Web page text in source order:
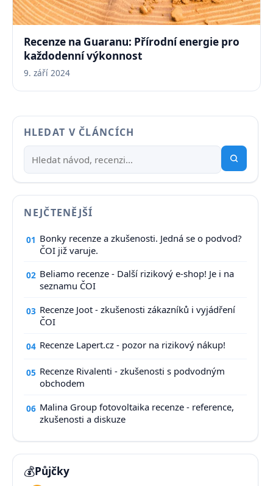
Recenze na Guaranu: Přírodní energie pro
každodenní výkonnost
9. září 2024
HLEDAT V ČLÁNCÍCH
NEJČTENĚJŠÍ
01 Bonky recenze a zkušenosti. Jedná se o podvod?
ČOI již varuje.
02 Beliamo recenze - Další rizikový e-shop! Je i na
seznamu ČOI
03 Recenze Joot - zkušenosti zákazníků i vyjádření
ČOI
04 Recenze Lapert.cz - pozor na rizikový nákup!
05 Recenze Rivalenti - zkušenosti s podvodným
obchodem
06 Malina Group fotovoltaika recenze - reference,
zkušenosti a diskuze
💰Půjčky